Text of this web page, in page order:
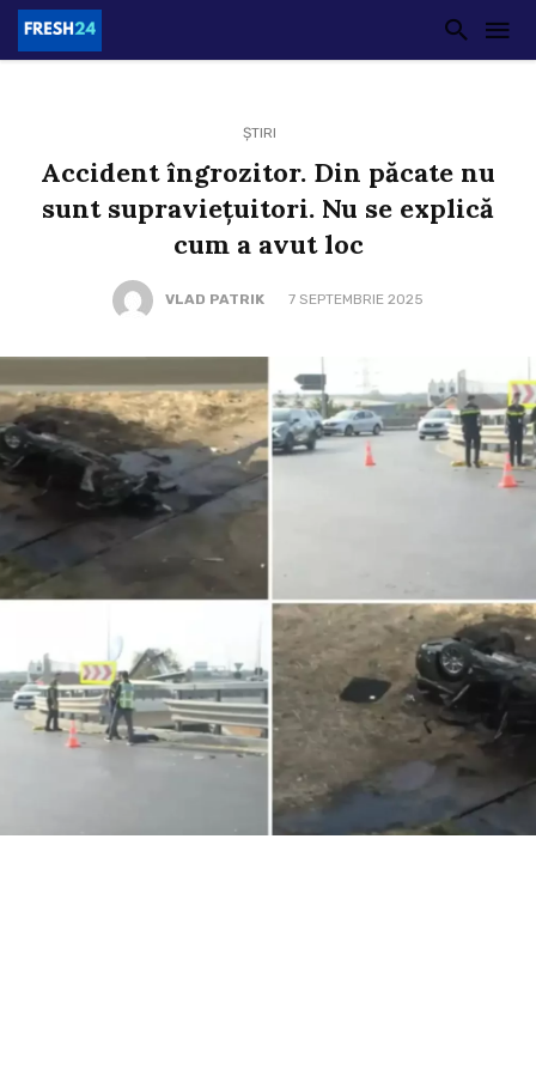
ȘTIRI
Accident îngrozitor. Din păcate nu
sunt supraviețuitori. Nu se explică
cum a avut loc
VLAD PATRIK 7 SEPTEMBRIE 2025